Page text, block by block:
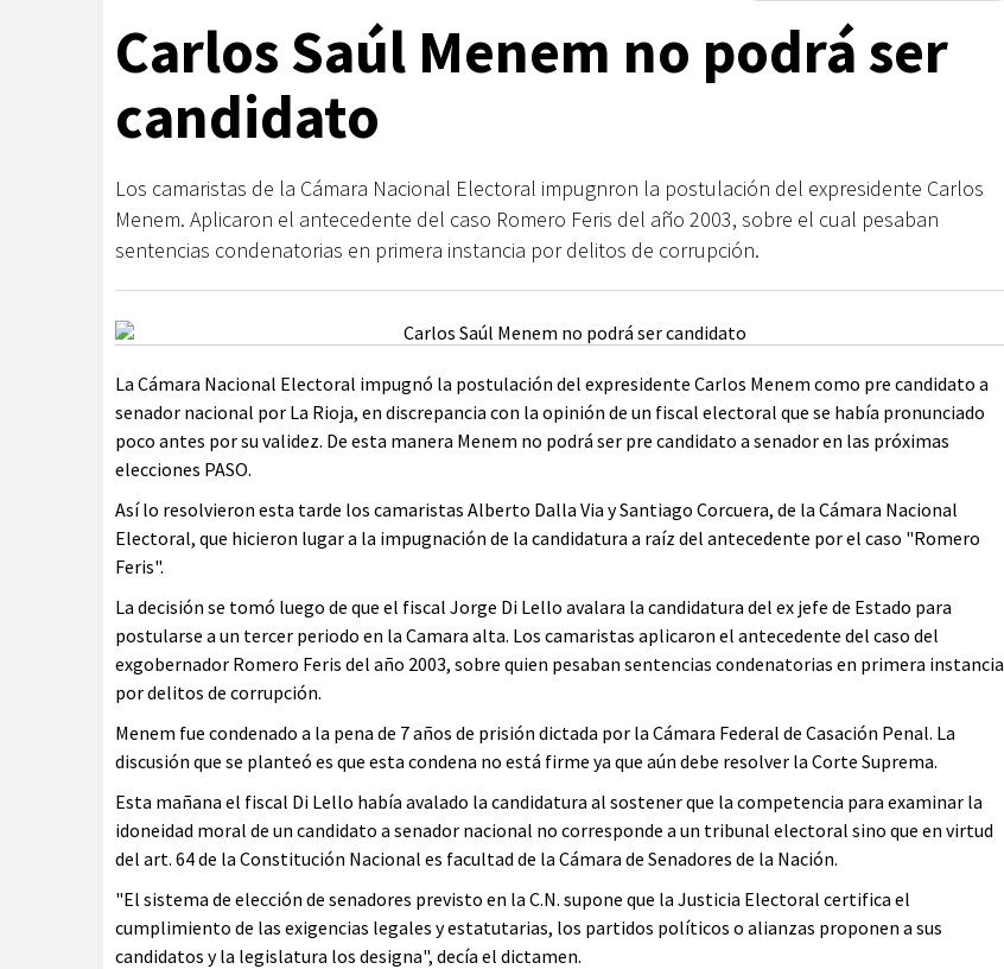
Carlos Saúl Menem no podrá ser
candidato
Los camaristas de la Cámara Nacional Electoral impugnron la postulación del expresidente Carlos
Menem. Aplicaron el antecedente del caso Romero Feris del año 2003, sobre el cual pesaban
sentencias condenatorias en primera instancia por delitos de corrupción.
La Cámara Nacional Electoral impugnó la postulación del expresidente Carlos Menem como pre candidato a
senador nacional por La Rioja, en discrepancia con la opinión de un fiscal electoral que se había pronunciado
poco antes por su validez. De esta manera Menem no podrá ser pre candidato a senador en las próximas
elecciones PASO.
Así lo resolvieron esta tarde los camaristas Alberto Dalla Via y Santiago Corcuera, de la Cámara Nacional
Electoral, que hicieron lugar a la impugnación de la candidatura a raíz del antecedente por el caso "Romero
Feris".
La decisión se tomó luego de que el fiscal Jorge Di Lello avalara la candidatura del ex jefe de Estado para
postularse a un tercer periodo en la Camara alta. Los camaristas aplicaron el antecedente del caso del
exgobernador Romero Feris del año 2003, sobre quien pesaban sentencias condenatorias en primera instancia
por delitos de corrupción.
Menem fue condenado a la pena de 7 años de prisión dictada por la Cámara Federal de Casación Penal. La
discusión que se planteó es que esta condena no está firme ya que aún debe resolver la Corte Suprema.
Esta mañana el fiscal Di Lello había avalado la candidatura al sostener que la competencia para examinar la
idoneidad moral de un candidato a senador nacional no corresponde a un tribunal electoral sino que en virtud
del art. 64 de la Constitución Nacional es facultad de la Cámara de Senadores de la Nación.
"El sistema de elección de senadores previsto en la C.N. supone que la Justicia Electoral certifica el
cumplimiento de las exigencias legales y estatutarias, los partidos políticos o alianzas proponen a sus
candidatos y la legislatura los designa", decía el dictamen.